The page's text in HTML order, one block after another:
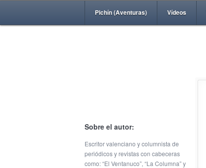
Pichín (Aventuras) Vídeos
Sobre el autor:
Escritor valenciano y columnista de
periódicos y revistas con cabeceras
como: “El Ventanuco”, “La Columna” y